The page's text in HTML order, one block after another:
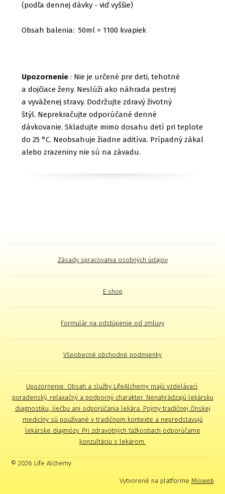
(podľa dennej dávky - viď vyššie)
Obsah balenia: 50ml = 1100 kvapiek
Upozornenie : Nie je určené pre deti, tehotné
a dojčiace ženy. Neslúži ako náhrada pestrej
a vyváženej stravy. Dodržujte zdravý životný
štýl. Neprekračujte odporúčané denné
dávkovanie. Skladujte mimo dosahu detí pri teplote
do 25 °C. Neobsahuje žiadne aditíva. Prípadný zákal
alebo zrazeniny nie sú na závadu.
Zásady spracovania osobných údajov
E shop
Formulár na odstúpenie od zmluvy
Všeobecné obchodné podmienky
Upozornenie: Obsah a služby LifeAlchemy majú vzdelávací,
poradenský, relaxačný a podporný charakter. Nenahrádzajú lekársku
diagnostiku, liečbu ani odporúčania lekára. Pojmy tradičnej čínskej
medicíny sú používané v tradičnom kontexte a nepredstavujú
lekárske diagnózy. Pri zdravotných ťažkostiach odporúčame
konzultáciu s lekárom.
© 2026 Life Alchemy
Vytvorené na platforme Mioweb